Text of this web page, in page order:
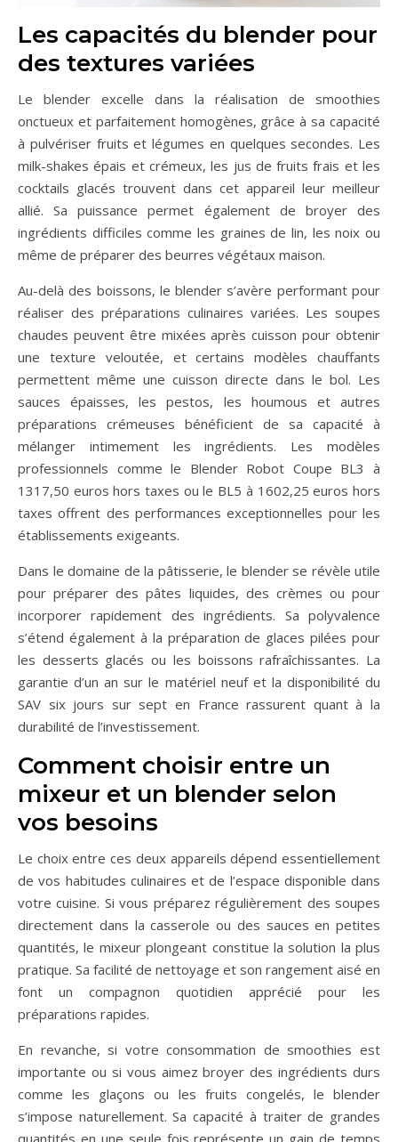
Les capacités du blender pour
des textures variées
Le blender excelle dans la réalisation de smoothies
onctueux et parfaitement homogènes, grâce à sa capacité
à pulvériser fruits et légumes en quelques secondes. Les
milk-shakes épais et crémeux, les jus de fruits frais et les
cocktails glacés trouvent dans cet appareil leur meilleur
allié. Sa puissance permet également de broyer des
ingrédients difficiles comme les graines de lin, les noix ou
même de préparer des beurres végétaux maison.
Au-delà des boissons, le blender s’avère performant pour
réaliser des préparations culinaires variées. Les soupes
chaudes peuvent être mixées après cuisson pour obtenir
une texture veloutée, et certains modèles chauffants
permettent même une cuisson directe dans le bol. Les
sauces épaisses, les pestos, les houmous et autres
préparations crémeuses bénéficient de sa capacité à
mélanger intimement les ingrédients. Les modèles
professionnels comme le Blender Robot Coupe BL3 à
1317,50 euros hors taxes ou le BL5 à 1602,25 euros hors
taxes offrent des performances exceptionnelles pour les
établissements exigeants.
Dans le domaine de la pâtisserie, le blender se révèle utile
pour préparer des pâtes liquides, des crèmes ou pour
incorporer rapidement des ingrédients. Sa polyvalence
s’étend également à la préparation de glaces pilées pour
les desserts glacés ou les boissons rafraîchissantes. La
garantie d’un an sur le matériel neuf et la disponibilité du
SAV six jours sur sept en France rassurent quant à la
durabilité de l’investissement.
Comment choisir entre un
mixeur et un blender selon
vos besoins
Le choix entre ces deux appareils dépend essentiellement
de vos habitudes culinaires et de l’espace disponible dans
votre cuisine. Si vous préparez régulièrement des soupes
directement dans la casserole ou des sauces en petites
quantités, le mixeur plongeant constitue la solution la plus
pratique. Sa facilité de nettoyage et son rangement aisé en
font un compagnon quotidien apprécié pour les
préparations rapides.
En revanche, si votre consommation de smoothies est
importante ou si vous aimez broyer des ingrédients durs
comme les glaçons ou les fruits congelés, le blender
s’impose naturellement. Sa capacité à traiter de grandes